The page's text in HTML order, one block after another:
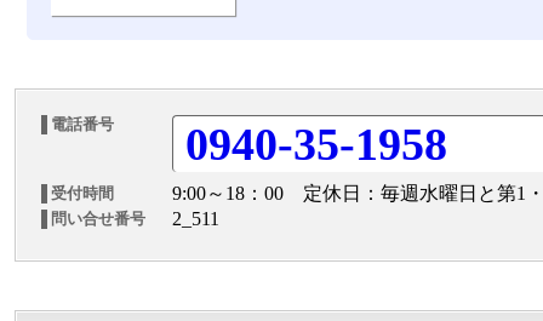
電話番号 0940-35-1958
受付時間 9:00～18：00 定休日：毎週水曜日と第1
問い合せ番号 2_511